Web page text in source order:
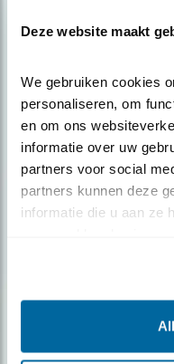
Deze website maakt
We gebruiken cookies
personaliseren, om
en om ons
informatie over uw
partners voor social
partners kunnen deze
informatie die u aan ze